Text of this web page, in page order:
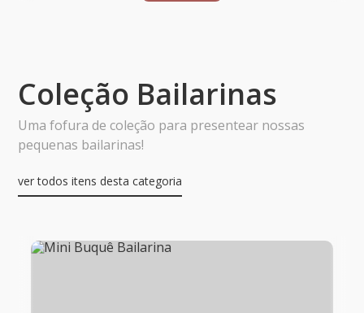
Coleção Bailarinas
Uma fofura de coleção para presentear nossas
pequenas bailarinas!
ver todos itens desta categoria